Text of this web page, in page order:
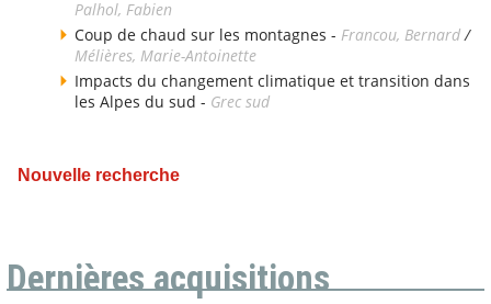
Palhol, Fabien
Coup de chaud sur les montagnes - Francou, Bernard/
Mélières, Marie-Antoinette
Impacts du changement climatique et transition dans
les Alpes du sud - Grec sud
Nouvelle recherche
Dernières acquisitions